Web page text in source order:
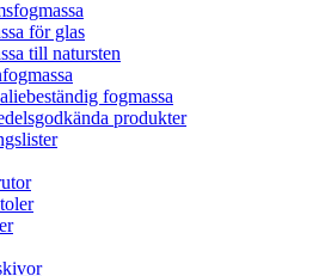
för glas
till natursten
fogmassa
produkter